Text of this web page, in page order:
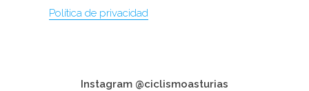
Política de privacidad
Instagram @ciclismoasturias